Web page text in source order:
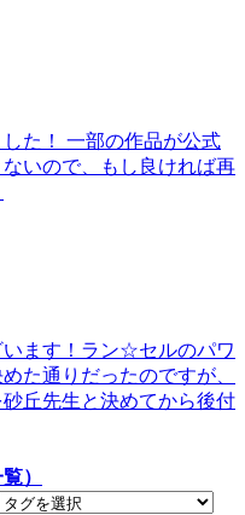
た！ 一部の作品が公式
いので、もし良ければ再
ます！ラン☆セルのパワ
た通りだったのですが、
丘先生と決めてから後付
）